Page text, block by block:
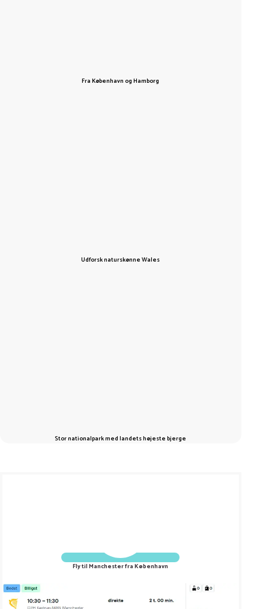
Fra København og Hamborg
Udforsk naturskønne Wales
Stor nationalpark med landets højeste bjerge
Fly til Manchester fra København